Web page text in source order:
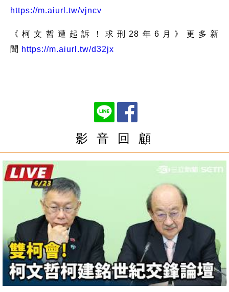
https://m.aiurl.tw/vjncv
《柯文哲遭起訴！求刑28年6月》更多新
聞 https://m.aiurl.tw/d32jx
影 音 回 顧